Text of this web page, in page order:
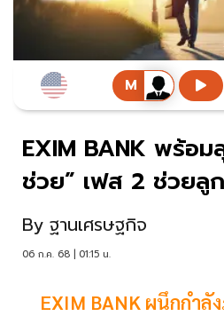
EXIM BANK พร้อ
ช่วย” เฟส 2 ช่วยลู
By ฐานเศรษฐกิจ
06 ก.ค. 68 | 01:15 น.
EXIM BANK ผนึกกำลั